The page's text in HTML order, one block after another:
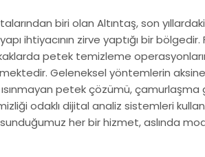
biri olan Altıntaş, son
ihtiyacının zirve yaptığı bir bölgedir.
petek temizleme
Geleneksel yöntemlerin
petek çözümü, çamurlaşma
odaklı dijital analiz sistemleri
her bir hizmet, aslında